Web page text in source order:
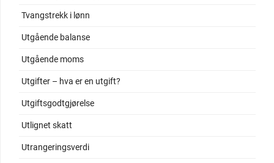
Tvangstrekk i lønn
Utgående balanse
Utgående moms
Utgifter – hva er en utgift?
Utgiftsgodtgjørelse
Utlignet skatt
Utrangeringsverdi